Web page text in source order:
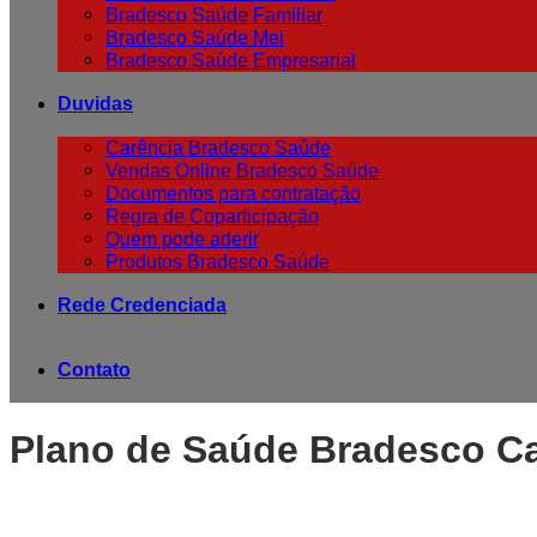
Bradesco Saúde Familiar
Bradesco Saúde Mei
Bradesco Saúde Empresarial
Duvidas
Carência Bradesco Saúde
Vendas Online Bradesco Saúde
Documentos para contratação
Regra de Coparticipação
Quem pode aderir
Produtos Bradesco Saúde
Rede Credenciada
Contato
Plano de Saúde Bradesco